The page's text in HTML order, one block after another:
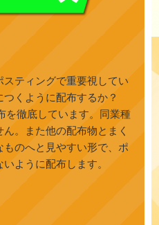
ティングで重要視してい
くように配布するか？
を徹底しています。同業種
。また他の配布物とまく
のへと見やすい形で、ポ
ように配布します。